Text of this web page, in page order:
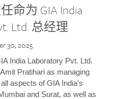
命为 GIA India
Ltd. 总经理
30, 2025
India Laboratory Pvt. Ltd.
Pratihari as managing
aspects of GIA India’s
and Surat, as well as